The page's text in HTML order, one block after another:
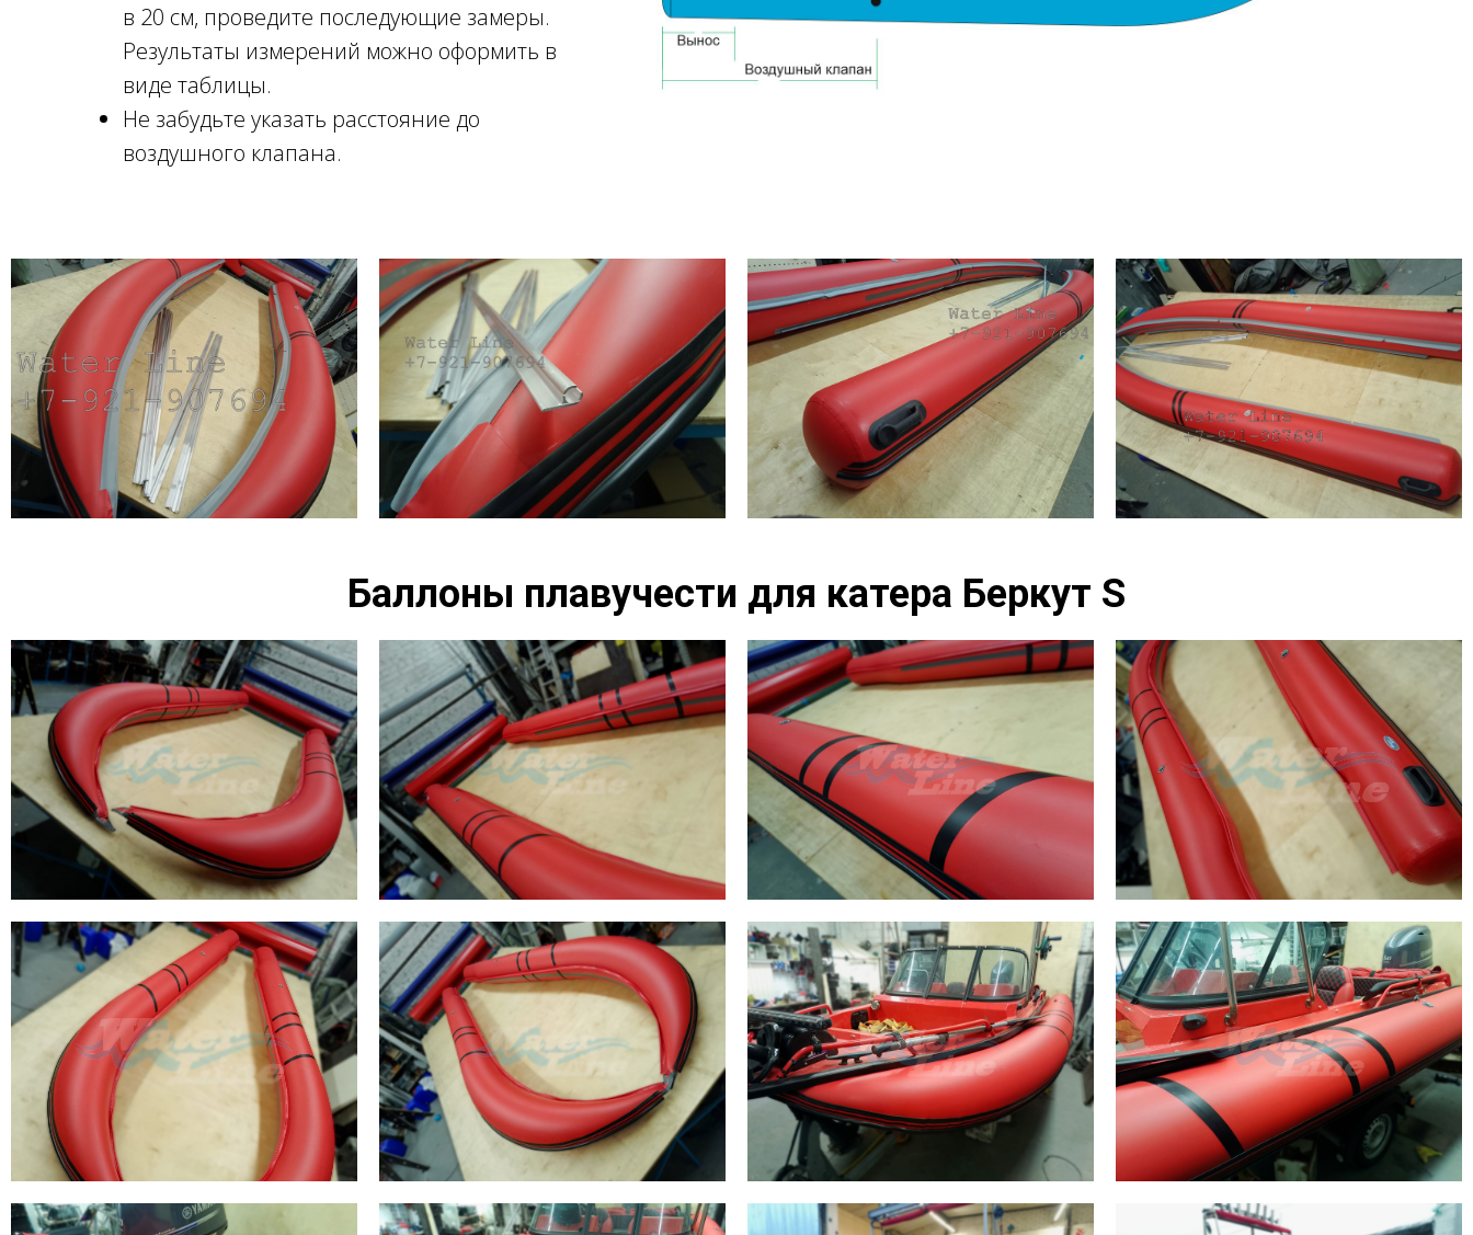
в 20 см, проведите последующие замеры.
Результаты измерений можно оформить в
виде таблицы.
Не забудьте указать расстояние до
воздушного клапана.
Баллоны плавучести для катера Беркут S